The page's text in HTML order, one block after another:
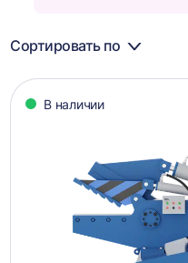
Сортировать по
Каталог
товаров
В наличии